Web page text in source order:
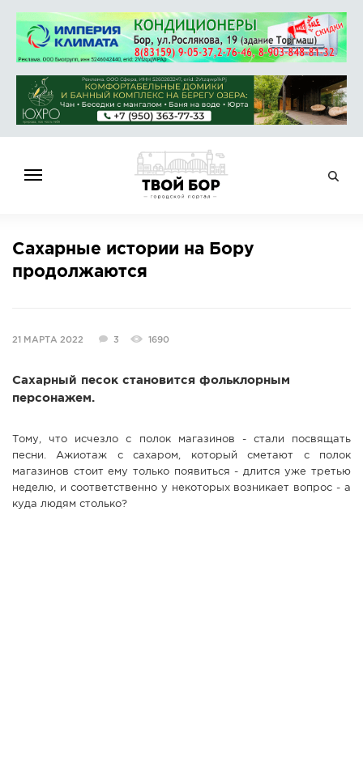
НОВОСТИ
СПРАВОЧНИК
СПРАВКА
СТАТЬИ
ГОЛОСОВАНИЯ
Сахарные истории на Бору
продолжаются
21 МАРТА 2022 3 1690
Сахарный песок становится фольклорным
персонажем.
Тому, что исчезло с полок магазинов - стали посвящать
песни. Ажиотаж с сахаром, который сметают с полок
магазинов стоит ему только появиться - длится уже третью
неделю, и соответственно у некоторых возникает вопрос - а
куда людям столько?